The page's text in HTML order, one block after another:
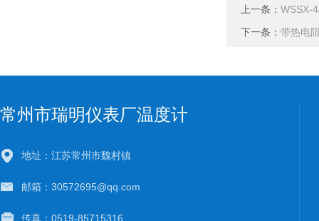
上一条： WSSX-
下一条： 带热电
常州市瑞明仪表厂温度计
地址：江苏常州市魏村镇
邮箱：30572695@qq.com
传真：0519-85715316